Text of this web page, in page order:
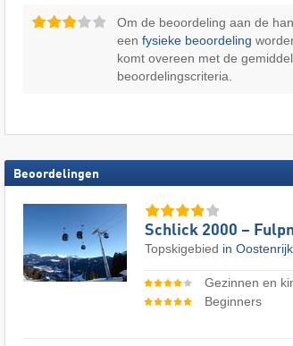
Om de beoordeling aan de
een fysieke beoordeling
komt overeen met de
beoordelingscriteria.
Beoordelingen
Schlick 2000 –
Topskigebied in Oostenrijk
Gezinnen en
Beginners